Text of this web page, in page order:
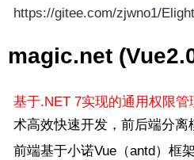
https://gitee.com/zjwno1/
magic.net
基于.NET 7实现的通用权限管
术高效快速开发，前后端分离
前端基于小诺Vue（antd）框